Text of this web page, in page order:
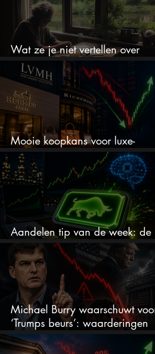
Wat ze je niet vertellen over
erfbelasting
Mooie koopkans voor luxe-
aandelen door recente correctie?
Aandelen tip van de week: de
markt onderschat dit AI-bedrijf
Michael Burry waarschuwt voor
‘Trumps beurs’: waarderingen
doen er niet meer toe